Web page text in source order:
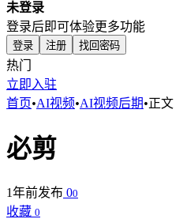
未登录
登录后即可体验更多功能
登录 注册 找回密码
热门
立即入驻
首页•AI视频•AI视频后期•正文
必剪
1年前发布 00
收藏 0